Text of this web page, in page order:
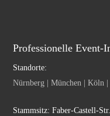
Professionelle Event-
Standorte:
Nürnberg | München | Köln |
Stammsitz: Faber-Castell-